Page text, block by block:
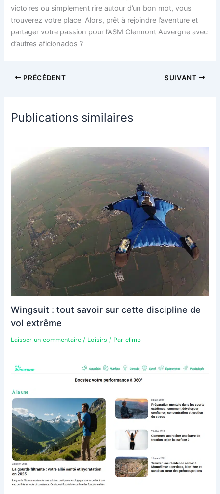
victoires ou simplement rire autour d’un bon mot, vous
trouverez votre place. Alors, prêt à rejoindre l’aventure et
partager votre passion pour l’ASM Clermont Auvergne avec
d’autres aficionados ?
PRÉCÉDENT SUIVANT
Publications similaires
Wingsuit : tout savoir sur cette discipline de
vol extrême
Laisser un commentaire / Loisirs / Parclimb